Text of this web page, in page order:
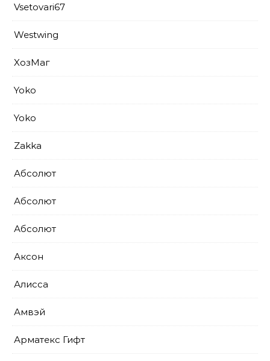
Vsetovari67
Westwing
XoзМаг
Yoko
Yoko
Zakka
Абсолют
Абсолют
Абсолют
Аксон
Алисса
Амвэй
Арматекс Гифт